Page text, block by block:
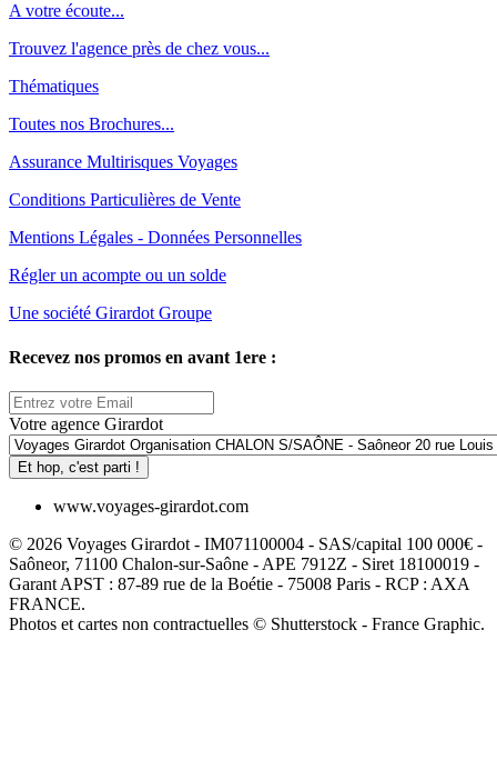
A votre écoute...
Trouvez l'agence près de chez vous...
Thématiques
Toutes nos Brochures...
Assurance Multirisques Voyages
Conditions Particulières de Vente
Mentions Légales - Données Personnelles
Régler un acompte ou un solde
Une société Girardot Groupe
Recevez nos promos en avant 1ere :
Votre agence Girardot
Et hop, c'est parti !
www.voyages-girardot.com
© 2026 Voyages Girardot - IM071100004 - SAS/capital 100 000€ -
Saôneor, 71100 Chalon-sur-Saône - APE 7912Z - Siret 18100019 -
Garant APST : 87-89 rue de la Boétie - 75008 Paris - RCP : AXA
FRANCE.
Photos et cartes non contractuelles © Shutterstock - France Graphic.